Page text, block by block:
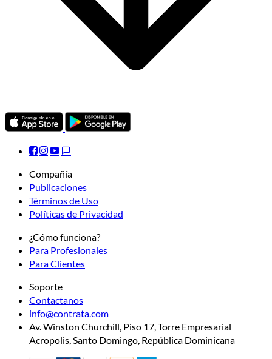
Compañía
Publicaciones
Términos de Uso
Políticas de Privacidad
¿Cómo funciona?
Para Profesionales
Para Clientes
Soporte
Contactanos
info@contrata.com
Av. Winston Churchill, Piso 17, Torre Empresarial
Acropolis, Santo Domingo, República Dominicana